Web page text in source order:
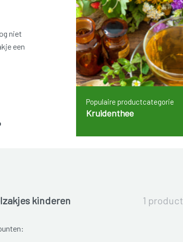
Populaire productcategorie
Kruidenthee
niet
een
kinderen 1 product